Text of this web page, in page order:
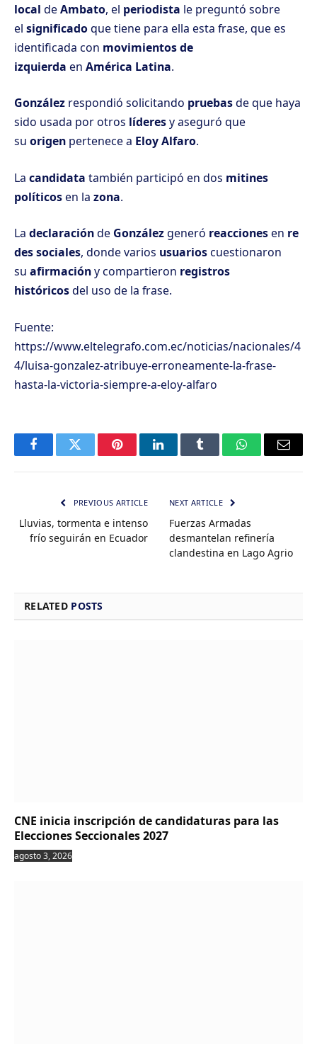
local deAmbato, el periodista le preguntó sobre
el significadoque tiene para ella esta frase, que es
identificada con movimientos de
izquierda en América Latina.
González respondió solicitando pruebasde que haya
sido usada por otros líderesy aseguró que
su origen pertenece a Eloy Alfaro.
La candidata también participó en dos mitines
políticosen la zona.
La declaraciónde Gonzálezgeneró reaccionesen re
des sociales, donde varios usuarioscuestionaron
su afirmacióny compartieron registros
históricosdel uso de la frase.
Fuente:
https://www.eltelegrafo.com.ec/noticias/nacionales/4
4/luisa-gonzalez-atribuye-erroneamente-la-frase-
hasta-la-victoria-siempre-a-eloy-alfaro
FacebookTwitter PinterestLinkedInTumblr WhatsAppEmail
PREVIOUS ARTICLE
Lluvias, tormenta e intenso
frío seguirán en Ecuador
NEXT ARTICLE
Fuerzas Armadas
desmantelan refinería
clandestina en Lago Agrio
RELATED POSTS
CNE inicia inscripción de candidaturas para las
Elecciones Seccionales 2027
agosto 3, 2026